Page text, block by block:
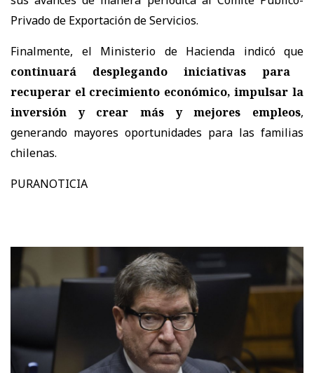
Privado de Exportación de Servicios.
Finalmente, el Ministerio de Hacienda indicó que
continuará desplegando iniciativas para
recuperar el crecimiento económico, impulsar la
inversión y crear más y mejores empleos,
generando mayores oportunidades para las familias
chilenas.
PURANOTICIA